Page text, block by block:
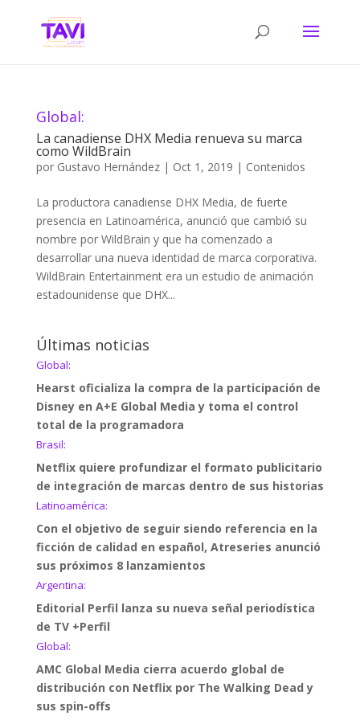
Global:
La canadiense DHX Media renueva su marca
como WildBrain
por Gustavo Hernández| Oct 1, 2019 | Contenidos
La productora canadiense DHX Media, de fuerte
presencia en Latinoamérica, anunció que cambió su
nombre por WildBrain y que ha comenzado a
desarrollar una nueva identidad de marca corporativa.
WildBrain Entertainment era un estudio de animación
estadounidense que DHX...
Últimas noticias
Global:
Hearst oficializa la compra de la participación de
Disney en A+E Global Media y toma el control
total de la programadora
Brasil:
Netflix quiere profundizar el formato publicitario
de integración de marcas dentro de sus historias
Latinoamérica:
Con el objetivo de seguir siendo referencia en la
ficción de calidad en español, Atreseries anunció
sus próximos 8 lanzamientos
Argentina:
Editorial Perfil lanza su nueva señal periodística
de TV +Perfil
Global:
AMC Global Media cierra acuerdo global de
distribución con Netflix por The Walking Dead y
sus spin-offs